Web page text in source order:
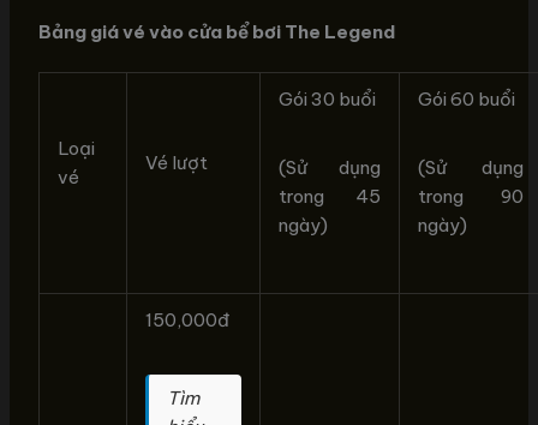
Bảng giá vé vào cửa bể bơi The Legend
Loại
vé
Vé lượt
Gói 30 buổi
(Sử dụng
trong 45
ngày)
Gói 60 buổi
(Sử dụng
trong 90
ngày)
150,000đ
Tìm